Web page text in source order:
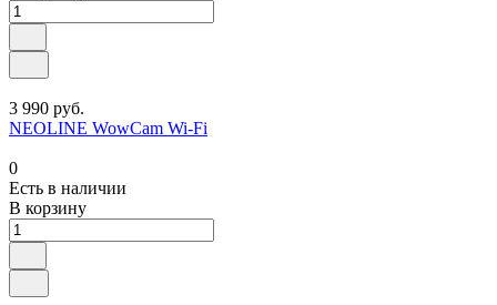
3 990 руб.
NEOLINE WowCam Wi-Fi
0
Есть в наличии
В корзину